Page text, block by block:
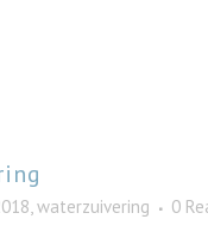
,waterzuivering 0